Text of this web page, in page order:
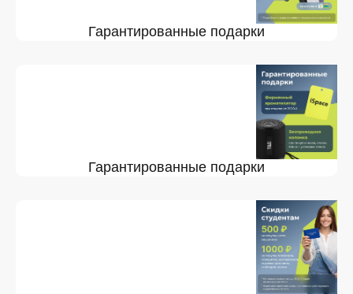
Гарантированные подарки
Гарантированные подарки